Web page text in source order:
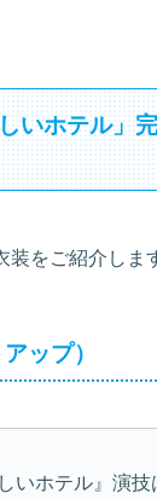
いホテル」
をご紹介しま
ップ）
いホテル』演